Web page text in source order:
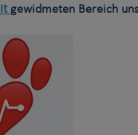
gewidmeten Bereich